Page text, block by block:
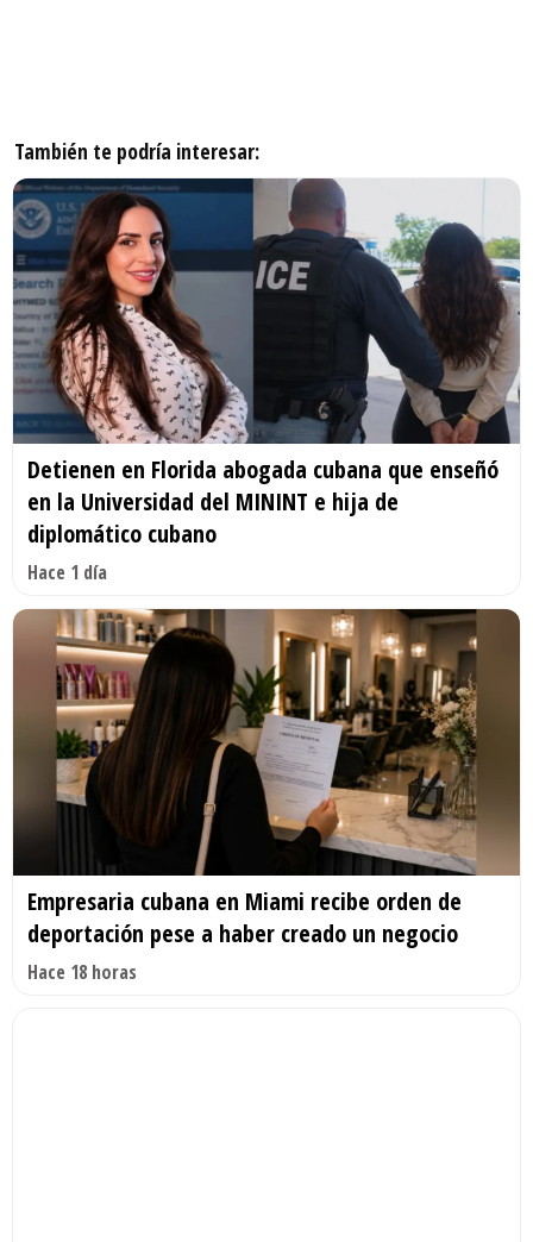
También te podría interesar:
Detienen en Florida abogada cubana que enseñó
en la Universidad del MININT e hija de
diplomático cubano
Hace 1 día
Empresaria cubana en Miami recibe orden de
deportación pese a haber creado un negocio
Hace 18 horas